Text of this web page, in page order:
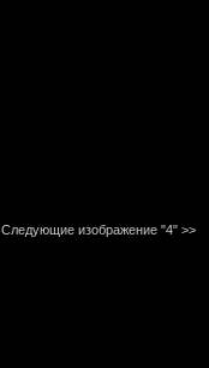
Следующие изображение "4" >>